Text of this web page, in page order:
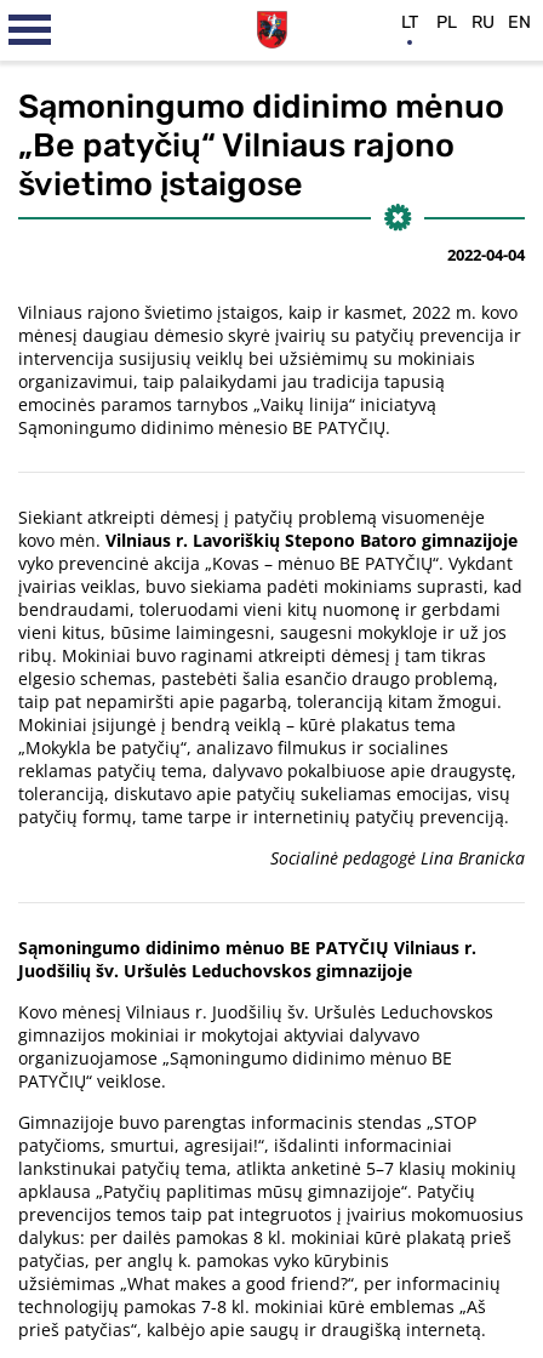
Sąmoningumo didinimo mėnuo
„Be patyčių“ Vilniaus rajono
švietimo įstaigose
2022-04-04
Vilniaus rajono švietimo įstaigos, kaip ir kasmet, 2022 m. kovo
mėnesį daugiau dėmesio skyrė įvairių su patyčių prevencija ir
intervencija susijusių veiklų bei užsiėmimų su mokiniais
organizavimui, taip palaikydami jau tradicija tapusią
emocinės paramos tarnybos „Vaikų linija“ iniciatyvą
Sąmoningumo didinimo mėnesio BE PATYČIŲ.
Siekiant atkreipti dėmesį į patyčių problemą visuomenėje
kovo mėn. Vilniaus r. Lavoriškių Stepono Batoro gimnazijoje
vyko prevencinė akcija „Kovas – mėnuo BE PATYČIŲ“. Vykdant
įvairias veiklas, buvo siekiama padėti mokiniams suprasti, kad
bendraudami, toleruodami vieni kitų nuomonę ir gerbdami
vieni kitus, būsime laimingesni, saugesni mokykloje ir už jos
ribų. Mokiniai buvo raginami atkreipti dėmesį į tam tikras
elgesio schemas, pastebėti šalia esančio draugo problemą,
taip pat nepamiršti apie pagarbą, toleranciją kitam žmogui.
Mokiniai įsijungė į bendrą veiklą – kūrė plakatus tema
„Mokykla be patyčių“, analizavo filmukus ir socialines
reklamas patyčių tema, dalyvavo pokalbiuose apie draugystę,
toleranciją, diskutavo apie patyčių sukeliamas emocijas, visų
patyčių formų, tame tarpe ir internetinių patyčių prevenciją.
Socialinė pedagogė Lina Branicka
Sąmoningumo didinimo mėnuo BE PATYČIŲ Vilniaus r.
Juodšilių šv. Uršulės Leduchovskos gimnazijoje
Kovo mėnesį Vilniaus r. Juodšilių šv. Uršulės Leduchovskos
gimnazijos mokiniai ir mokytojai aktyviai dalyvavo
organizuojamose „Sąmoningumo didinimo mėnuo BE
PATYČIŲ“ veiklose.
Gimnazijoje buvo parengtas informacinis stendas „STOP
patyčioms, smurtui, agresijai!“, išdalinti informaciniai
lankstinukai patyčių tema, atlikta anketinė 5–7 klasių mokinių
apklausa „Patyčių paplitimas mūsų gimnazijoje“. Patyčių
prevencijos temos taip pat integruotos į įvairius mokomuosius
dalykus: per dailės pamokas 8 kl. mokiniai kūrė plakatą prieš
patyčias, per anglų k. pamokas vyko kūrybinis
užsiėmimas „What makes a good friend?“, per informacinių
technologijų pamokas 7-8 kl. mokiniai kūrė emblemas „Aš
prieš patyčias“, kalbėjo apie saugų ir draugišką internetą.
LT PL RU EN